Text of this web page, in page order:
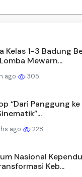
Kelas 1-3 Badung
Mewarn...
ago 305
“Dari Panggung
ago 228
Nasional
Keb...